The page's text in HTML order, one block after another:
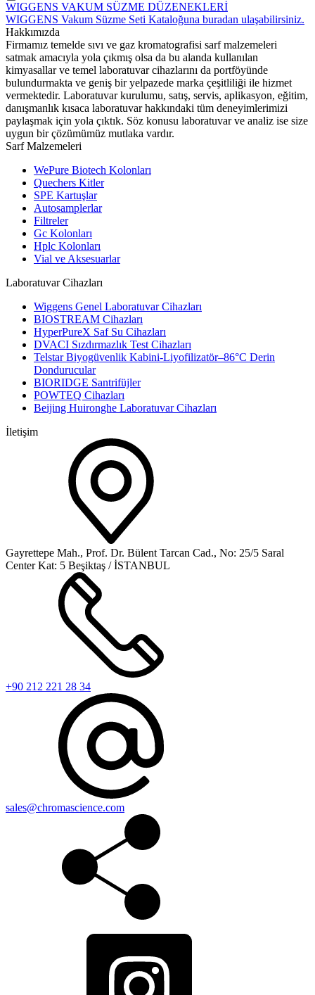
WIGGENS VAKUM SÜZME DÜZENEKLERİ
WIGGENS Vakum Süzme Seti Kataloğuna buradan ulaşabilirsiniz.
Hakkımızda
Firmamız temelde sıvı ve gaz kromatografisi sarf malzemeleri
satmak amacıyla yola çıkmış olsa da bu alanda kullanılan
kimyasallar ve temel laboratuvar cihazlarını da portföyünde
bulundurmakta ve geniş bir yelpazede marka çeşitliliği ile hizmet
vermektedir. Laboratuvar kurulumu, satış, servis, aplikasyon, eğitim,
danışmanlık kısaca laboratuvar hakkındaki tüm deneyimlerimizi
paylaşmak için yola çıktık. Söz konusu laboratuvar ve analiz ise size
uygun bir çözümümüz mutlaka vardır.
Sarf Malzemeleri
WePure Biotech Kolonları
Quechers Kitler
SPE Kartuşlar
Autosamplerlar
Filtreler
Gc Kolonları
Hplc Kolonları
Vial ve Aksesuarlar
Laboratuvar Cihazları
Wiggens Genel Laboratuvar Cihazları
BIOSTREAM Cihazları
HyperPureX Saf Su Cihazları
DVACI Sızdırmazlık Test Cihazları
Telstar Biyogüvenlik Kabini-Liyofilizatör–86°C Derin
Dondurucular
BIORIDGE Santrifüjler
POWTEQ Cihazları
Beijing Huironghe Laboratuvar Cihazları
İletişim
Gayrettepe Mah., Prof. Dr. Bülent Tarcan Cad., No: 25/5 Saral
Center Kat: 5 Beşiktaş / İSTANBUL
+90 212 221 28 34
sales@chromascience.com